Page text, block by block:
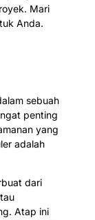
Mari
Anda.
sebuah
penting
yang
adalah
dari
Atap ini